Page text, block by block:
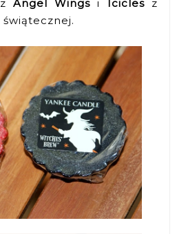
Angel Wings i Iciclesz